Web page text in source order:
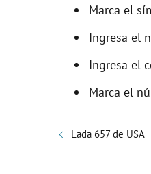
Marca el
Ingresa el
Ingresa el
Marca el
Lada 657 de USA